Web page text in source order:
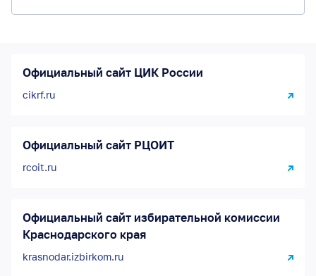
Официальный сайт ЦИК России
cikrf.ru
Официальный сайт РЦОИТ
rcoit.ru
Официальный сайт избирательной комиссии
Краснодарского края
krasnodar.izbirkom.ru